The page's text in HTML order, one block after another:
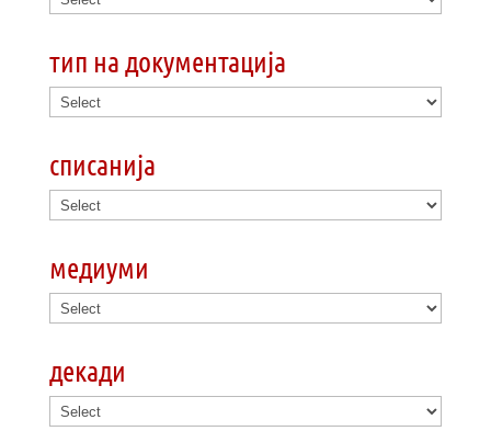
тип на документација
списанија
медиуми
декади